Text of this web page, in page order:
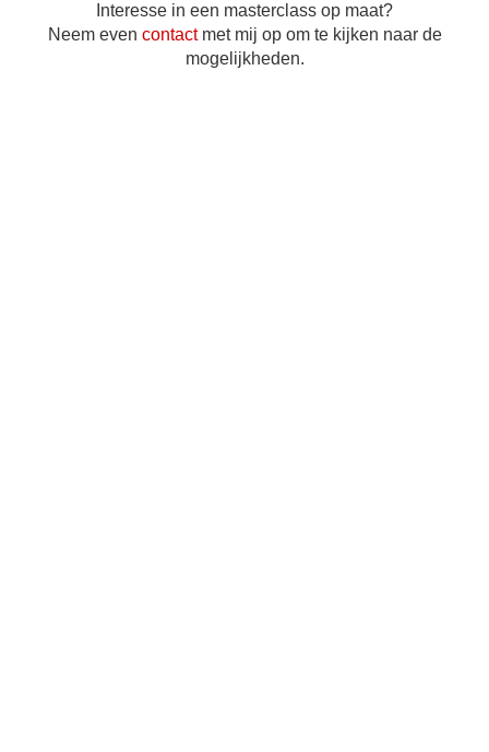
Interesse in een masterclass op maat?
Neem even contactmet mij op om te kijken naar de
mogelijkheden.